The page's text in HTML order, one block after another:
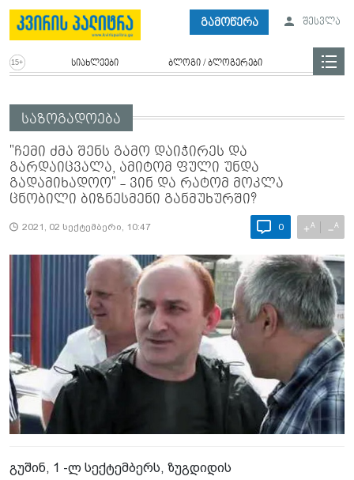
გამოწერა შესვლა
სიახლეები ბლოგი / ბლოგერები
საზოგადოება
"ჩემი ძმა შენს გამო დაიჭირეს და
გარდაიცვალა, ამიტომ ფული უნდა
გადამიხადოო" - ვინ და რატომ მოკლა
ცნობილი ბიზნესმენი განმუხურში?
2021, 02 სექტემბერი, 10:47 0 +A −A
გუშინ, 1 -ლ სექტემბერს, ზუგდიდის